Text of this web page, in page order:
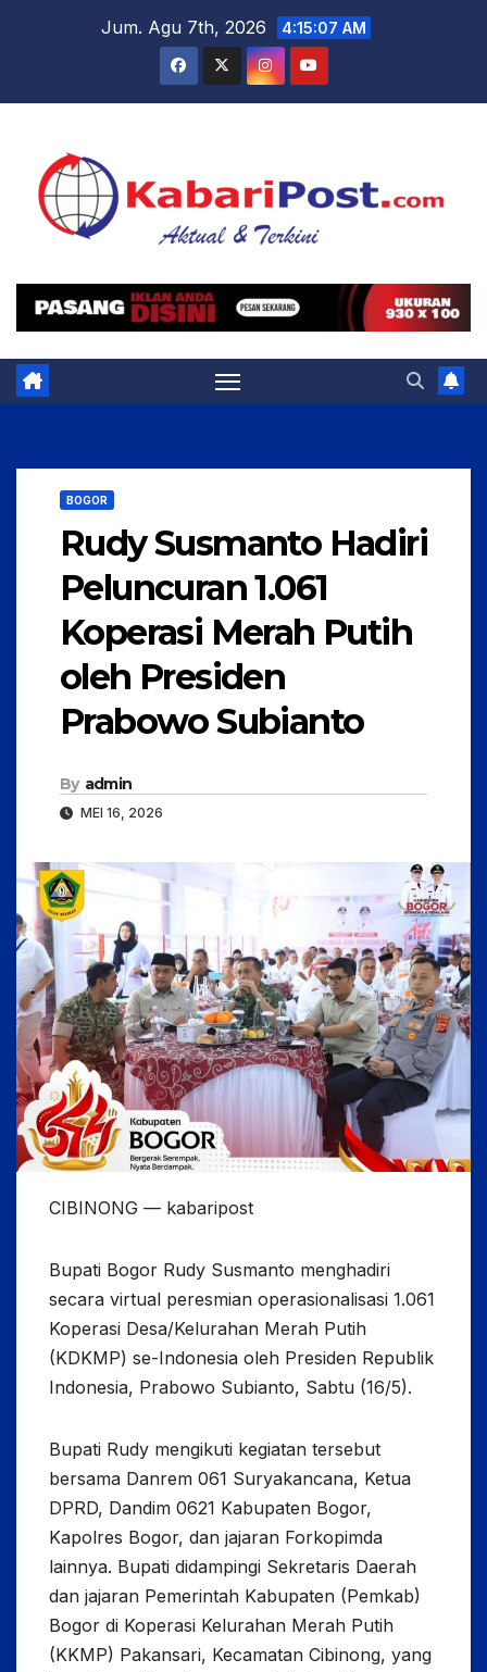
Jum. Agu 7th, 2026 4:15:08 AM
BOGOR
Rudy Susmanto Hadiri
Peluncuran 1.061
Koperasi Merah Putih
oleh Presiden
Prabowo Subianto
By admin
MEI 16, 2026
CIBINONG — kabaripost
Bupati Bogor Rudy Susmanto menghadiri
secara virtual peresmian operasionalisasi 1.061
Koperasi Desa/Kelurahan Merah Putih
(KDKMP) se-Indonesia oleh Presiden Republik
Indonesia, Prabowo Subianto, Sabtu (16/5).
Bupati Rudy mengikuti kegiatan tersebut
bersama Danrem 061 Suryakancana, Ketua
DPRD, Dandim 0621 Kabupaten Bogor,
Kapolres Bogor, dan jajaran Forkopimda
lainnya. Bupati didampingi Sekretaris Daerah
dan jajaran Pemerintah Kabupaten (Pemkab)
Bogor di Koperasi Kelurahan Merah Putih
(KKMP) Pakansari, Kecamatan Cibinong, yang